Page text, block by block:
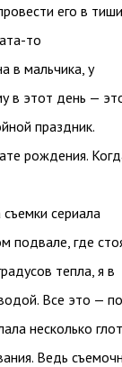
его в
то
в мальчика, у
в этот день —
праздник.
рождения.
сериала
подвале, где
тепла, я в
Все это — по
несколько
Ведь